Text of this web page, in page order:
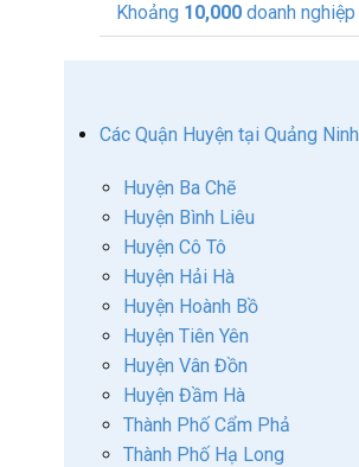
Khoảng 10,000 doanh nghiệp
Các Quận Huyện tại Quảng Ninh
Huyện Ba Chẽ
Huyện Bình Liêu
Huyện Cô Tô
Huyện Hải Hà
Huyện Hoành Bồ
Huyện Tiên Yên
Huyện Vân Đồn
Huyện Đầm Hà
Thành Phố Cẩm Phả
Thành Phố Hạ Long